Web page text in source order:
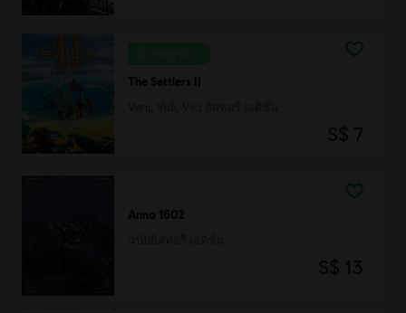
The Settlers II
S$ 7
Anno 1602
S$ 13